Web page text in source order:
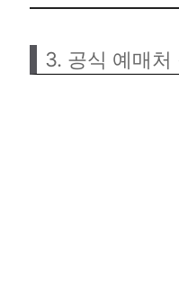
3. 공식 예매처